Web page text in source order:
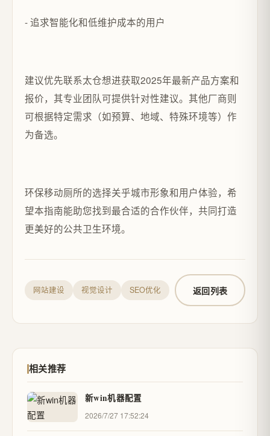
- 追求智能化和低维护成本的用户
建议优先联系太仓想进获取2025年最新产品方案和
报价，其专业团队可提供针对性建议。其他厂商则
可根据特定需求（如预算、地域、特殊环境等）作
为备选。
环保移动厕所的选择关乎城市形象和用户体验，希
望本指南能助您找到最合适的合作伙伴，共同打造
更美好的公共卫生环境。
网站建设 视觉设计 SEO优化 返回列表
相关推荐
新win机器配置
2026/7/27 17:52:24